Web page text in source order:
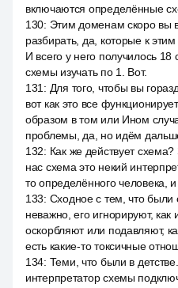
включаются определённые
130: Этим доменам скоро вы
разбирать, да, которые к
И всего у него получилось
схемы изучать по 1. Вот.
131 : Для того, чтобы вы
вот как это все
образом в том или Ином
проблемы, да, но идём
132: Как же действует
нас схема это некий
то определённого человека, и
133: Сходное с тем, что были
неважно, его игнорируют, как
оскорбляют или подавляют,
есть какие-то токсичные
134: Теми, что были в
интерпретатор схемы